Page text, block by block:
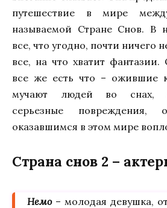
путешествие в мире
называемой Стране Снов. В
все, что угодно, почти ничего
все, на что хватит фантазии.
все же есть что – ожившие
мучают людей во снах,
серьезные повреждения,
оказавшимся в этом мире
Страна снов 2 –
Немо– молодая девушка,